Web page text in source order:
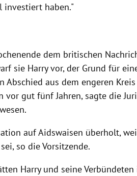
investiert haben."
dem britischen
sie Harry vor, der Grund für
Abschied aus dem engeren
gut fünf Jahren, sagte die
auf Aidswaisen überholt,
so die Vorsitzende.
Harry und seine Verbündeten